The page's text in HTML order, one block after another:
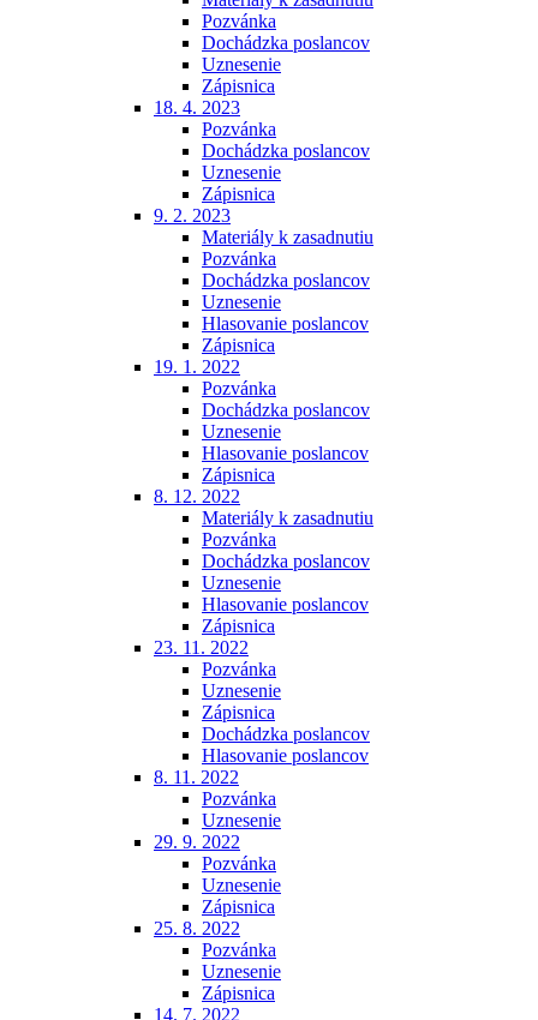
Pozvánka
Dochádzka poslancov
Uznesenie
Zápisnica
18. 4. 2023
Pozvánka
Dochádzka poslancov
Uznesenie
Zápisnica
9. 2. 2023
Materiály k zasadnutiu
Pozvánka
Dochádzka poslancov
Uznesenie
Hlasovanie poslancov
Zápisnica
19. 1. 2022
Pozvánka
Dochádzka poslancov
Uznesenie
Hlasovanie poslancov
Zápisnica
8. 12. 2022
Materiály k zasadnutiu
Pozvánka
Dochádzka poslancov
Uznesenie
Hlasovanie poslancov
Zápisnica
23. 11. 2022
Pozvánka
Uznesenie
Zápisnica
Dochádzka poslancov
Hlasovanie poslancov
8. 11. 2022
Pozvánka
Uznesenie
29. 9. 2022
Pozvánka
Uznesenie
Zápisnica
25. 8. 2022
Pozvánka
Uznesenie
Zápisnica
14. 7. 2022